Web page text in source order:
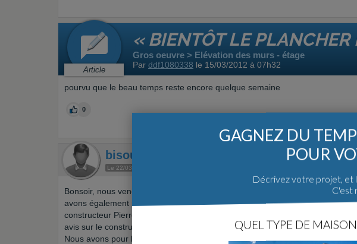
Article
« BIENTÔT LE PLANCHER
Gros oeuvre > Elévation des murs - étage
Par ddf1080338 le 15/03/2012 à 07h32
pourvu que le beau temps reste encore quelque semaine
0
bisounours36
Le 22/03/2012 à 22h03
Bonsoir, nous venons de tomber sur ce forum et plus précisément sur votre
avons également pour projet la construction, ça serait notre première
constructeur Pierre et Terre (qui nous semble correct), mais nous sommes
avis sur le constructeur, et vos éventuels conseils.
Nous avons pour budget global 135000e, nous recherchons un terrain
GAGNEZ DU
POUR
Décrivez votre projet, et
C'est
QUEL TYPE DE